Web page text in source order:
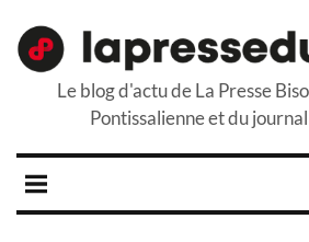
Le blog d'actu de La Presse
Pontissalienne et du